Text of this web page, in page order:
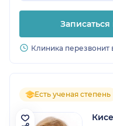
Клиника перезвонит
Есть ученая степень